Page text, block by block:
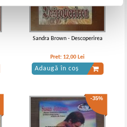
Sandra Brown - Descoperirea
Pret: 12,00 Lei
Adaugă în coș
-35%